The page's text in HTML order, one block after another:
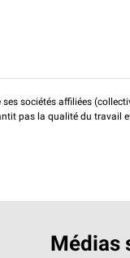
sociétés affiliées
pas la qualité du travail
Médias